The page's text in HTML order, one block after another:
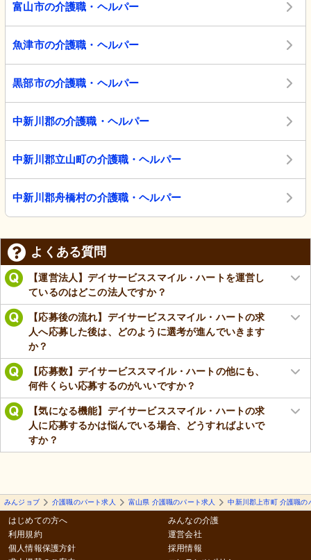
富山市の介護職・ヘルパー
魚津市の介護職・ヘルパー
黒部市の介護職・ヘルパー
中新川郡の介護職・ヘルパー
中新川郡立山町の介護職・ヘルパー
中新川郡舟橋村の介護職・ヘルパー
よくある質問
【運営法人】デイサービススマイル・ハートを運営し
ているのはどこの法人ですか？
【応募後の流れ】デイサービススマイル・ハートの求
人へ応募した後は、どのように選考が進んでいきます
か？
【応募数】デイサービススマイル・ハートの他にも、
何件くらい応募するのがいいですか？
【気になる機能】デイサービススマイル・ハートの求
人に応募するかは悩んでいる場合、どうすればよいで
すか？
みんジョブ 介護職のパート求人 富山県 介護職のパート求人 中新川郡上市町 介護職の
はじめての方へ
利用規約
個人情報保護方針
みんなの介護
運営会社
採用情報